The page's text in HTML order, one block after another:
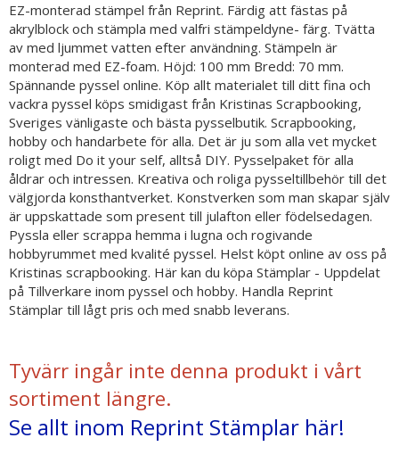
EZ-monterad stämpel från Reprint. Färdig att fästas på
akrylblock och stämpla med valfri stämpeldyne- färg. Tvätta
av med ljummet vatten efter användning. Stämpeln är
monterad med EZ-foam. Höjd: 100 mm Bredd: 70 mm.
Spännande pyssel online. Köp allt materialet till ditt fina och
vackra pyssel köps smidigast från Kristinas Scrapbooking,
Sveriges vänligaste och bästa pysselbutik. Scrapbooking,
hobby och handarbete för alla. Det är ju som alla vet mycket
roligt med Do it your self, alltså DIY. Pysselpaket för alla
åldrar och intressen. Kreativa och roliga pysseltillbehör till det
välgjorda konsthantverket. Konstverken som man skapar själv
är uppskattade som present till julafton eller födelsedagen.
Pyssla eller scrappa hemma i lugna och rogivande
hobbyrummet med kvalité pyssel. Helst köpt online av oss på
Kristinas scrapbooking. Här kan du köpa Stämplar - Uppdelat
på Tillverkare inom pyssel och hobby. Handla Reprint
Stämplar till lågt pris och med snabb leverans.
Tyvärr ingår inte denna produkt i vårt
sortiment längre.
Se allt inom Reprint Stämplar här!